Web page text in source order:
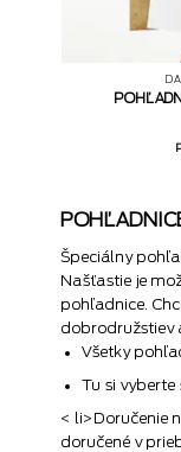
Špeciálny
Našťastie je
pohľadnice.
dobrodružstiev
Všetky
Tu si vyberte
< li>Doručenie
doručené v